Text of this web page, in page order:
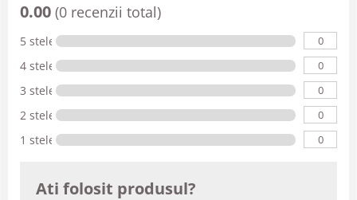
0.00 (0 recenzii total)
5 stele 0
4 stele 0
3 stele 0
2 stele 0
1 stele 0
Ati folosit produsul?